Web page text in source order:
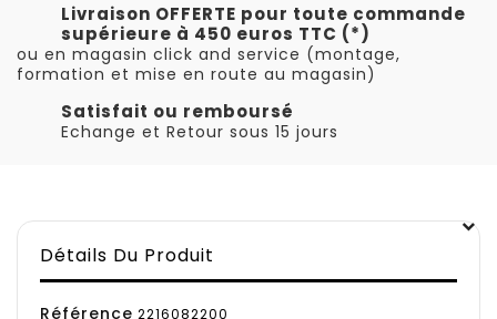
Livraison OFFERTE pour toute commande
supérieure à 450 euros TTC (*)
ou en magasin click and service (montage,
formation et mise en route au magasin)
Satisfait ou remboursé
Echange et Retour sous 15 jours
Détails Du Produit
Référence 2216082200